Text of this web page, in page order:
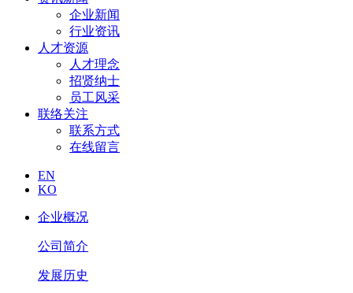
企业新闻
行业资讯
人才资源
人才理念
招贤纳士
员工风采
联络关注
联系方式
在线留言
EN
KO
企业概况
公司简介
发展历史